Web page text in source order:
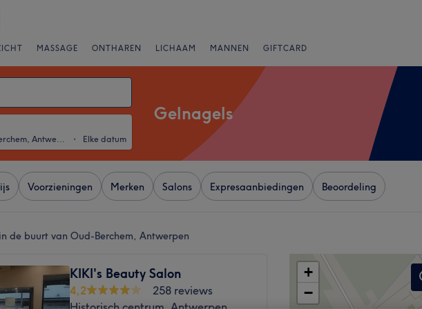
MASSAGE ONTHAREN LICHAAM MANNEN GIFTCARD
in de buurt van Oud-Berchem, Antwerpen ・ Elke datum
Gelnagels
Voorzieningen Merken Salons Expresaanbiedingen Beoordeling
de buurt van Oud-Berchem, Antwerpen
KIKI's Beauty Salon
4,2
258 reviews
+
−